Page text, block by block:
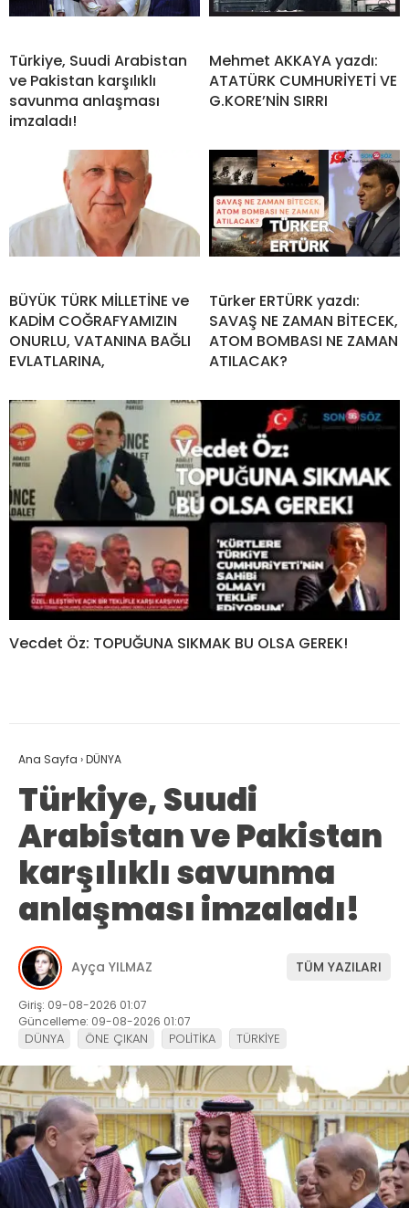
Türkiye, Suudi Arabistan
ve Pakistan karşılıklı
savunma anlaşması
imzaladı!
Mehmet AKKAYA yazdı:
ATATÜRK CUMHURİYETİ VE
G.KORE’NİN SIRRI
BÜYÜK TÜRK MİLLETİNE ve
KADİM COĞRAFYAMIZIN
ONURLU, VATANINA BAĞLI
EVLATLARINA,
Türker ERTÜRK yazdı:
SAVAŞ NE ZAMAN BİTECEK,
ATOM BOMBASI NE ZAMAN
ATILACAK?
Vecdet Öz: TOPUĞUNA SIKMAK BU OLSA GEREK!
Ana Sayfa ›DÜNYA
Türkiye, Suudi
Arabistan ve Pakistan
karşılıklı savunma
anlaşması imzaladı!
Ayça YILMAZ TÜM YAZILARI
Giriş: 09-08-2026 01:07
Güncelleme: 09-08-2026 01:07
DÜNYA ÖNE ÇIKAN POLİTİKA TÜRKİYE